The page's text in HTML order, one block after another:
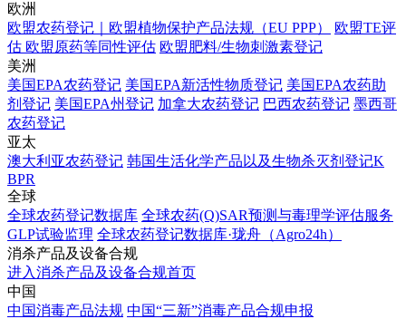
欧洲
欧盟农药登记｜欧盟植物保护产品法规（EU PPP）
欧盟TE评
估 欧盟原药等同性评估 欧盟肥料/生物刺激素登记
美洲
美国EPA农药登记 美国EPA新活性物质登记 美国EPA农药助
剂登记 美国EPA州登记 加拿大农药登记 巴西农药登记 墨西哥
农药登记
亚太
澳大利亚农药登记 韩国生活化学产品以及生物杀灭剂登记K
BPR
全球
全球农药登记数据库 全球农药(Q)SAR预测与毒理学评估服务
GLP试验监理 全球农药登记数据库·珑舟（Agro24h）
消杀产品及设备合规
进入消杀产品及设备合规首页
中国
中国消毒产品法规 中国“三新”消毒产品合规申报